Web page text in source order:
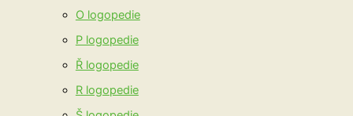
O logopedie
P logopedie
Ř logopedie
R logopedie